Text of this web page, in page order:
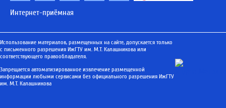
Интернет-приёмная
Использование материалов, размещенных на сайте, допускается только
с письменного разрешения ИжГТУ им. М.Т. Калашникова или
соответствующего правообладателя.
Запрещается автоматизированное извлечение размещенной
информации любыми сервисами без официального разрешения ИжГТУ
им. М.Т. Калашникова